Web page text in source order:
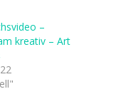
–
kreativ – Art